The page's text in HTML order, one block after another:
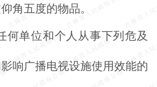
角五度的物品。
何单位和个人从事下列危及
响广播电视设施使用效能的